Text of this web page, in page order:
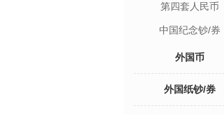
第四套人民币
中国纪念钞/券
外国币
外国纸钞/券